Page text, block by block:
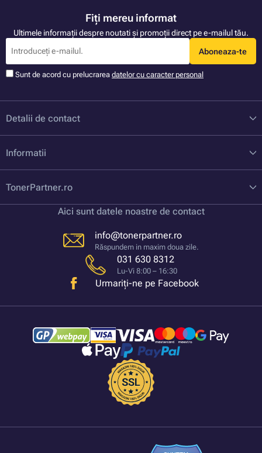
Fiți mereu informat
Ultimele informații despre noutati și promoții direct pe e-mailul tău.
Aboneaza-te
Sunt de acord cu prelucrarea datelor cu caracter personal
Detalii de contact
Informatii
TonerPartner.ro
Aici sunt datele noastre de contact
info@tonerpartner.ro
Răspundem in maxim doua zile.
031 630 8312
Lu-Vi 8:00 – 16:30
Urmariți-ne pe Facebook